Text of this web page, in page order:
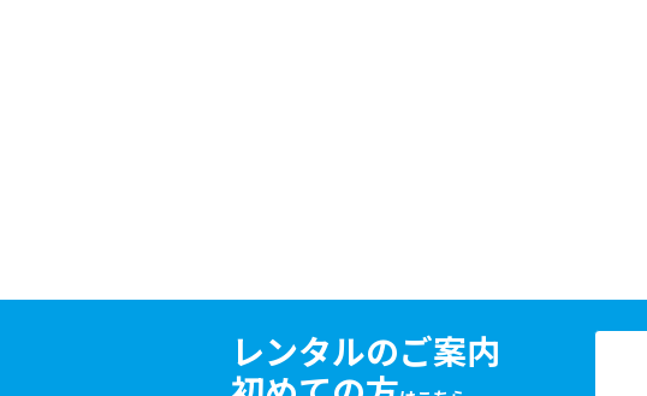
レンタルのご案内